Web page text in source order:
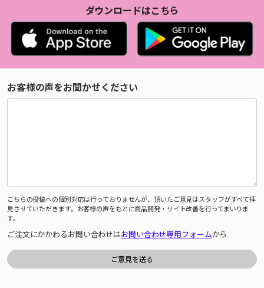
ダウンロードはこちら
お客様の声をお聞かせください
こちらの投稿への個別対応は行っておりませんが、頂いたご意見はスタッフがすべて拝
見させていただきます。お客様の声をもとに商品開発・サイト改善を行ってまいりま
す。
ご注文にかかわるお問い合わせはお問い合わせ専用フォームから